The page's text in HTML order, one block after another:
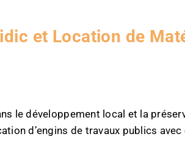
et Location de
le développement local et la
d’engins de travaux publics